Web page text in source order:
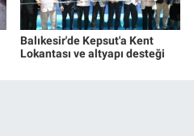
Balıkesir'de Kepsut'a Kent
Lokantası ve altyapı desteği